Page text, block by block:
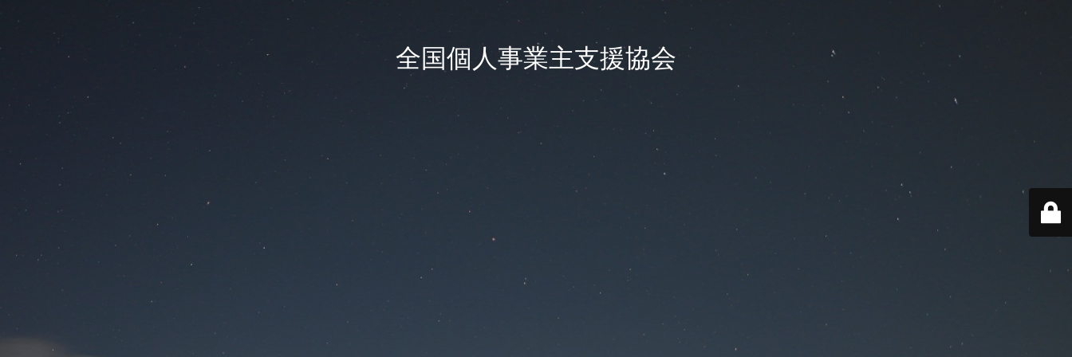
全国個人事業主支援協会